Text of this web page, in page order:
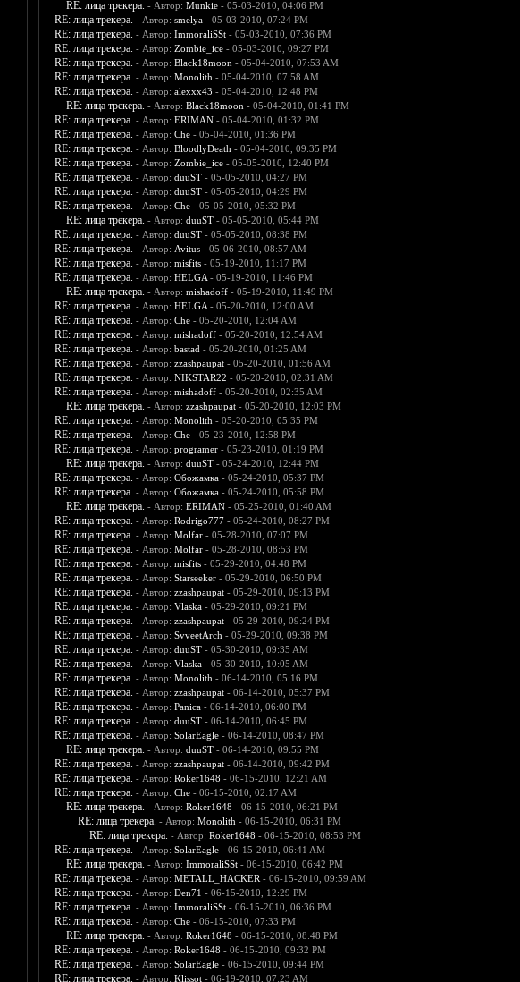
RE: лица трекера. - Автор: Munkie- 05-03-2010, 04:06 PM
RE: лица трекера. - Автор: smelya- 05-03-2010, 07:24 PM
RE: лица трекера. - Автор: ImmoraliSSt- 05-03-2010, 07:36 PM
RE: лица трекера. - Автор: Zombie_ice- 05-03-2010, 09:27 PM
RE: лица трекера. - Автор: Black18moon - 05-04-2010, 07:53 AM
RE: лица трекера. - Автор: Monolith - 05-04-2010, 07:58 AM
RE: лица трекера. - Автор: alexxx43 - 05-04-2010, 12:48 PM
RE: лица трекера. - Автор: Black18moon - 05-04-2010, 01:41 PM
RE: лица трекера. - Автор: ERIMAN- 05-04-2010, 01:32 PM
RE: лица трекера. - Автор: Che- 05-04-2010, 01:36 PM
RE: лица трекера. - Автор: BloodlyDeath - 05-04-2010, 09:35 PM
RE: лица трекера. - Автор: Zombie_ice- 05-05-2010, 12:40 PM
RE: лица трекера. - Автор: duuST- 05-05-2010, 04:27 PM
RE: лица трекера. - Автор: duuST- 05-05-2010, 04:29 PM
RE: лица трекера. - Автор: Che- 05-05-2010, 05:32 PM
RE: лица трекера. - Автор: duuST- 05-05-2010, 05:44 PM
RE: лица трекера. - Автор: duuST- 05-05-2010, 08:38 PM
RE: лица трекера. - Автор: Avitus- 05-06-2010, 08:57 AM
RE: лица трекера. - Автор: misfits- 05-19-2010, 11:17 PM
RE: лица трекера. - Автор: HELGA- 05-19-2010, 11:46 PM
RE: лица трекера. - Автор: mishadoff- 05-19-2010, 11:49 PM
RE: лица трекера. - Автор: HELGA- 05-20-2010, 12:00 AM
RE: лица трекера. - Автор: Che- 05-20-2010, 12:04 AM
RE: лица трекера. - Автор: mishadoff- 05-20-2010, 12:54 AM
RE: лица трекера. - Автор: bastad - 05-20-2010, 01:25 AM
RE: лица трекера. - Автор: zzashpaupat- 05-20-2010, 01:56 AM
RE: лица трекера. - Автор: NIKSTAR22 - 05-20-2010, 02:31 AM
RE: лица трекера. - Автор: mishadoff- 05-20-2010, 02:35 AM
RE: лица трекера. - Автор: zzashpaupat- 05-20-2010, 12:03 PM
RE: лица трекера. - Автор: Monolith - 05-20-2010, 05:35 PM
RE: лица трекера. - Автор: Che- 05-23-2010, 12:58 PM
RE: лица трекера. - Автор: programer- 05-23-2010, 01:19 PM
RE: лица трекера. - Автор: duuST- 05-24-2010, 12:44 PM
RE: лица трекера. - Автор: Обожамка- 05-24-2010, 05:37 PM
RE: лица трекера. - Автор: Обожамка- 05-24-2010, 05:58 PM
RE: лица трекера. - Автор: ERIMAN- 05-25-2010, 01:40 AM
RE: лица трекера. - Автор: Rodrigo777- 05-24-2010, 08:27 PM
RE: лица трекера. - Автор: Molfar- 05-28-2010, 07:07 PM
RE: лица трекера. - Автор: Molfar- 05-28-2010, 08:53 PM
RE: лица трекера. - Автор: misfits- 05-29-2010, 04:48 PM
RE: лица трекера. - Автор: Starseeker- 05-29-2010, 06:50 PM
RE: лица трекера. - Автор: zzashpaupat- 05-29-2010, 09:13 PM
RE: лица трекера. - Автор: Vlaska- 05-29-2010, 09:21 PM
RE: лица трекера. - Автор: zzashpaupat- 05-29-2010, 09:24 PM
RE: лица трекера. - Автор: SvveetArch - 05-29-2010, 09:38 PM
RE: лица трекера. - Автор: duuST- 05-30-2010, 09:35 AM
RE: лица трекера. - Автор: Vlaska- 05-30-2010, 10:05 AM
RE: лица трекера. - Автор: Monolith - 06-14-2010, 05:16 PM
RE: лица трекера. - Автор: zzashpaupat- 06-14-2010, 05:37 PM
RE: лица трекера. - Автор: Panica- 06-14-2010, 06:00 PM
RE: лица трекера. - Автор: duuST- 06-14-2010, 06:45 PM
RE: лица трекера. - Автор: SolarEagle- 06-14-2010, 08:47 PM
RE: лица трекера. - Автор: duuST- 06-14-2010, 09:55 PM
RE: лица трекера. - Автор: zzashpaupat- 06-14-2010, 09:42 PM
RE: лица трекера. - Автор: Roker1648 - 06-15-2010, 12:21 AM
RE: лица трекера. - Автор: Che- 06-15-2010, 02:17 AM
RE: лица трекера. - Автор: Roker1648 - 06-15-2010, 06:21 PM
RE: лица трекера. - Автор: Monolith - 06-15-2010, 06:31 PM
RE: лица трекера. - Автор: Roker1648 - 06-15-2010, 08:53 PM
RE: лица трекера. - Автор: SolarEagle- 06-15-2010, 06:41 AM
RE: лица трекера. - Автор: ImmoraliSSt- 06-15-2010, 06:42 PM
RE: лица трекера. - Автор: METALL_HACKER - 06-15-2010, 09:59 AM
RE: лица трекера. - Автор: Den71 - 06-15-2010, 12:29 PM
RE: лица трекера. - Автор: ImmoraliSSt- 06-15-2010, 06:36 PM
RE: лица трекера. - Автор: Che- 06-15-2010, 07:33 PM
RE: лица трекера. - Автор: Roker1648 - 06-15-2010, 08:48 PM
RE: лица трекера. - Автор: Roker1648 - 06-15-2010, 09:32 PM
RE: лица трекера. - Автор: SolarEagle- 06-15-2010, 09:44 PM
RE: лица трекера. - Автор: Klissot- 06-19-2010, 07:23 AM